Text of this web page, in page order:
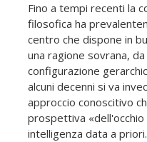
Fino a tempi recenti la
filosofica ha
centro che dispone in
una ragione sovrana,
configurazione
alcuni decenni si va
approccio conoscitivo
prospettiva «dell'occhio
intelligenza data a